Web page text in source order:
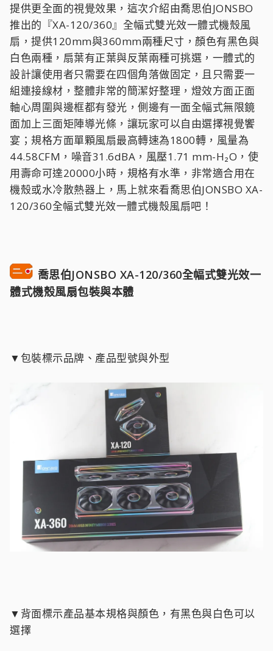
提供更全面的視覺效果，這次介紹由喬思伯JONSBO
推出的『XA-120/360』全幅式雙光效一體式機殼風
扇，提供120mm與360mm兩種尺寸，顏色有黑色與
白色兩種，扇葉有正葉與反葉兩種可挑選，一體式的
設計讓使用者只需要在四個角落做固定，且只需要一
組連接線材，整體非常的簡潔好整理，燈效方面正面
軸心周圍與邊框都有發光，側邊有一面全幅式無限鏡
面加上三面矩陣導光條，讓玩家可以自由選擇視覺饗
宴；規格方面單顆風扇最高轉速為1800轉，風量為
44.58CFM，噪音31.6dBA，風壓1.71 mm-H₂O，使
用壽命可達20000小時，規格有水準，非常適合用在
機殼或水冷散熱器上，馬上就來看喬思伯JONSBO XA-
120/360全幅式雙光效一體式機殼風扇吧！
喬思伯JONSBO XA-120/360全幅式雙光效一
體式機殼風扇包裝與本體
▼包裝標示品牌、產品型號與外型
▼背面標示產品基本規格與顏色，有黑色與白色可以
選擇